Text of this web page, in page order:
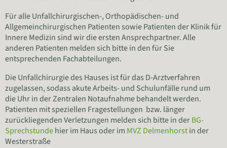
Für alle Unfallchirurgischen-, Orthopädischen- und
Allgemeinchirurgischen Patienten sowie Patienten der Klinik für
Innere Medizin sind wir die ersten Ansprechpartner. Alle
anderen Patienten melden sich bitte in den für Sie
entsprechenden Fachabteilungen.
Die Unfallchirurgie des Hauses ist für das D-Arztverfahren
zugelassen, sodass akute Arbeits- und Schulunfälle rund um
die Uhr in der Zentralen Notaufnahme behandelt werden.
Patienten mit speziellen Fragestellungen bzw. länger
zurückliegenden Verletzungen melden sich bitte in derBG-
Sprechstundehier im Haus oder im MVZ Delmenhorstin der
Westerstraße